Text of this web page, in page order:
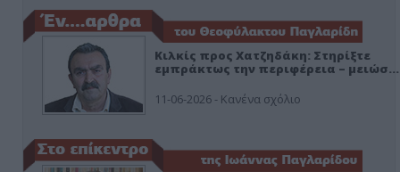
Κιλκίς προς Χατζηδάκη: Στηρίξτε
εμπράκτως την περιφέρεια – μειώσ…
11-06-2026 - Κανένα σχόλιο